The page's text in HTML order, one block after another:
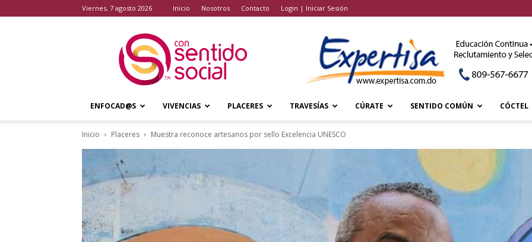
viernes, 7 agosto 2026 Inicio Nosotros Contacto Login | Iniciar Sesión
Sentido
Social
ENFOCAD@S VIVENCIAS PLACERES TRAVESÍAS CÚRATE SENTIDO COMÚN CÓCTEL
Inicio Placeres Muestra reconoce artesanos por sello Excelencia UNESCO